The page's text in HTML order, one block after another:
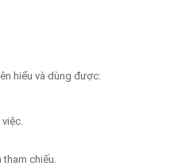
hiểu và dùng được:
việc.
tham chiếu.